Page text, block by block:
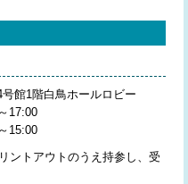
ム
館1階白鳥ホールロビー
17:00
15:00
ントアウトのうえ持参し、受